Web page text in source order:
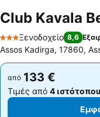
Club Kavala
3 Αστέρια
Ξενοδοχείο 8,6
Assos Kadirga, 17860,
από 133 €
Τιμές από 4
από 133 €
Τιμές από 4